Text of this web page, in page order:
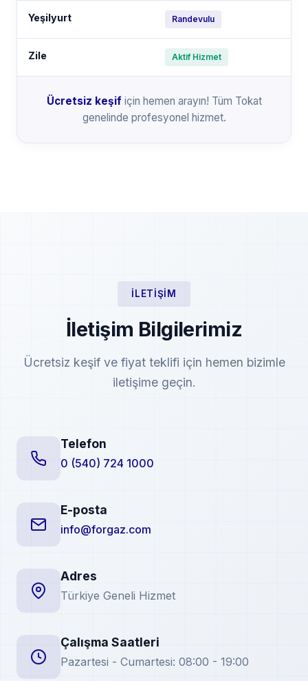
Yeşilyurt Randevulu
Zile Aktif Hizmet
Ücretsiz keşifiçin hemen arayın! Tüm Tokat
genelinde profesyonel hizmet.
İLETIŞIM
İletişim Bilgilerimiz
Ücretsiz keşif ve fiyat teklifi için hemen bizimle
iletişime geçin.
Telefon
0 (540) 724 1000
E-posta
info@forgaz.com
Adres
Türkiye Geneli Hizmet
Çalışma Saatleri
Pazartesi - Cumartesi: 08:00 - 19:00